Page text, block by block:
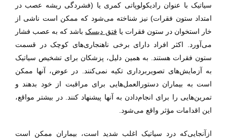
سیاتیک با عنوان رادیکولوپاتی کمری یا (فشردگی ریشه عصب در
امتداد ستون فقرات) نیز شناخته می‌شود که ممکن است ناشی از
خار استخوان در ستون فقرات یا فتق دیسک باشد که به عصب فشار
می‌آورد. اکثر افراد دارای برخی ناهنجاری‌های کوچک در قسمت
ستون فقرات هستند. به همین دلیل، پزشکان برای تشخیص سیاتیک
به آزمایش‌های تصویربرداری تکیه نمی‌کنند. در عوض، آنها ممکن
است به بیماران دستورالعمل‌هایی برای مراقبت از خود بدهند و
تمرین‌هایی را برای انجام‌دادن به آنها پیشنهاد کنند. در بیشتر مواقع،
این اقدامات مؤثر واقع می‌شود.
ازآنجایی‌که درد سیاتیک اغلب شدید است، بیماران ممکن است